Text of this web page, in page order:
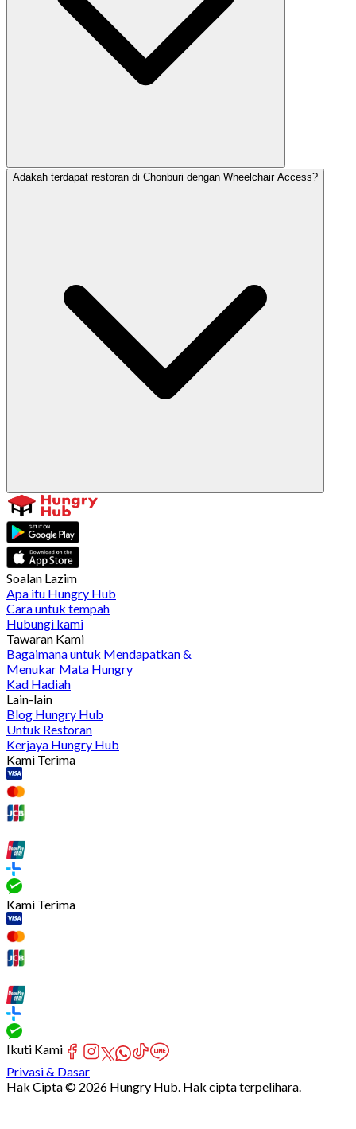
Adakah terdapat restoran di Chonburi dengan Wheelchair Access?
Soalan Lazim
Apa itu Hungry Hub
Cara untuk tempah
Hubungi kami
Tawaran Kami
Bagaimana untuk Mendapatkan &
Menukar Mata Hungry
Kad Hadiah
Lain-lain
Blog Hungry Hub
Untuk Restoran
Kerjaya Hungry Hub
Kami Terima
Kami Terima
Ikuti Kami
Privasi & Dasar
Hak Cipta © 2026 Hungry Hub. Hak cipta terpelihara.